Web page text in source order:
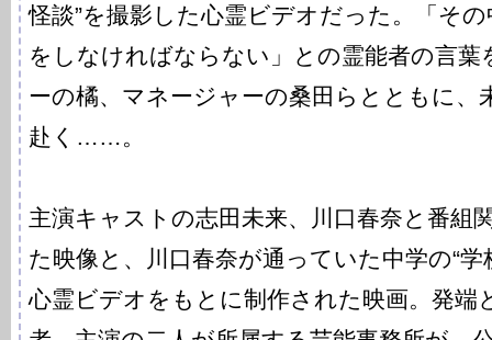
怪談”を撮影した心霊ビデオだった。「そ
をしなければならない」との霊能者の言葉
ーの橘、マネージャーの桑田らとともに、
赴く……。
主演キャストの志田未来、川口春奈と番組
た映像と、川口春奈が通っていた中学の“学
心霊ビデオをもとに制作された映画。発端